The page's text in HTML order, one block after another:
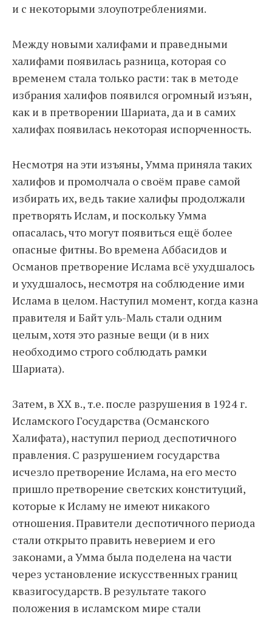
и с некоторыми злоупотреблениями.
Между новыми халифами и праведными
халифами появилась разница, которая со
временем стала только расти: так в методе
избрания халифов появился огромный изъян,
как и в претворении Шариата, да и в самих
халифах появилась некоторая испорченность.
Несмотря на эти изъяны, Умма приняла таких
халифов и промолчала о своём праве самой
избирать их, ведь такие халифы продолжали
претворять Ислам, и поскольку Умма
опасалась, что могут появиться ещё более
опасные фитны. Во времена Аббасидов и
Османов претворение Ислама всё ухудшалось
и ухудшалось, несмотря на соблюдение ими
Ислама в целом. Наступил момент, когда казна
правителя и Байт уль-Маль стали одним
целым, хотя это разные вещи (и в них
необходимо строго соблюдать рамки
Шариата).
Затем, в XX в., т.е. после разрушения в 1924 г.
Исламского Государства (Османского
Халифата), наступил период деспотичного
правления. С разрушением государства
исчезло претворение Ислама, на его место
пришло претворение светских конституций,
которые к Исламу не имеют никакого
отношения. Правители деспотичного периода
стали открыто править неверием и его
законами, а Умма была поделена на части
через установление искусственных границ
квазигосударств. В результате такого
положения в исламском мире стали